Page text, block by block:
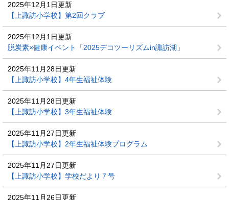
2025年12月1日更新
【上諏訪小学校】第2回クラブ
2025年12月1日更新
脱炭素×健康イベント「2025デコツーリズムin諏訪湖」
2025年11月28日更新
【上諏訪小学校】4年生福祉体験
2025年11月28日更新
【上諏訪小学校】3年生福祉体験
2025年11月27日更新
【上諏訪小学校】2年生福祉体験プログラム
2025年11月27日更新
【上諏訪小学校】学校だより７号
2025年11月26日更新